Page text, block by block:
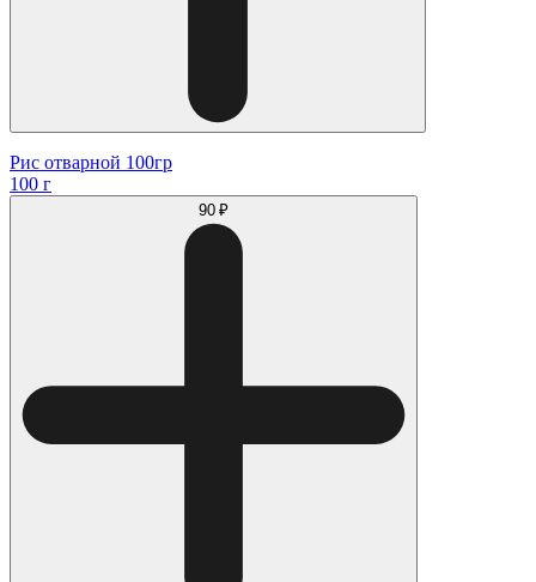
Рис отварной 100гр
100 г
90 ₽